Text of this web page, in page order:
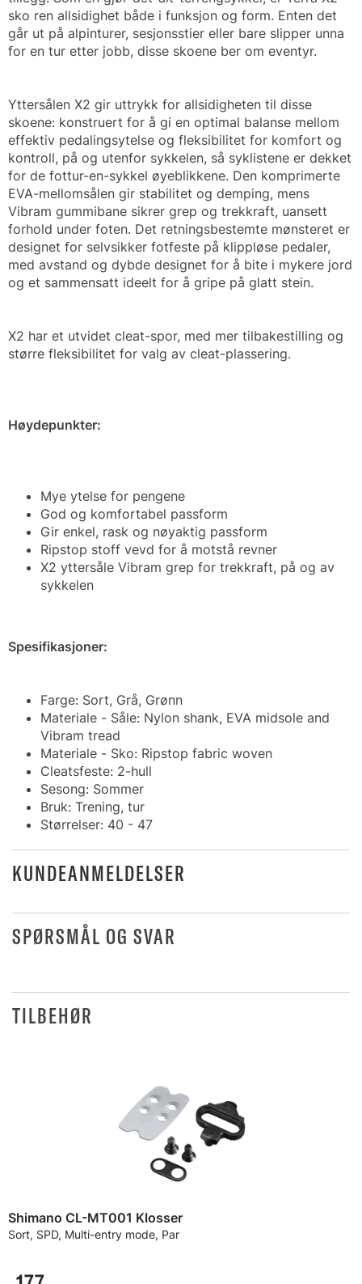
sko ren allsidighet både i funksjon og form. Enten det
går ut på alpinturer, sesjonsstier eller bare slipper unna
for en tur etter jobb, disse skoene ber om eventyr.
Yttersålen X2 gir uttrykk for allsidigheten til disse
skoene: konstruert for å gi en optimal balanse mellom
effektiv pedalingsytelse og fleksibilitet for komfort og
kontroll, på og utenfor sykkelen, så syklistene er dekket
for de fottur-en-sykkel øyeblikkene. Den komprimerte
EVA-mellomsålen gir stabilitet og demping, mens
Vibram gummibane sikrer grep og trekkraft, uansett
forhold under foten. Det retningsbestemte mønsteret er
designet for selvsikker fotfeste på klippløse pedaler,
med avstand og dybde designet for å bite i mykere jord
og et sammensatt ideelt for å gripe på glatt stein.
X2 har et utvidet cleat-spor, med mer tilbakestilling og
større fleksibilitet for valg av cleat-plassering.
Høydepunkter:
Mye ytelse for pengene
God og komfortabel passform
Gir enkel, rask og nøyaktig passform
Ripstop stoff vevd for å motstå revner
X2 yttersåle Vibram grep for trekkraft, på og av
sykkelen
Spesifikasjoner:
Farge: Sort, Grå, Grønn
Materiale - Såle: Nylon shank, EVA midsole and
Vibram tread
Materiale - Sko: Ripstop fabric woven
Cleatsfeste: 2-hull
Sesong: Sommer
Bruk: Trening, tur
Størrelser: 40 - 47
KUNDEANMELDELSER
SPØRSMÅL OG SVAR
TILBEHØR
Shimano CL-MT001 Klosser
Sort, SPD, Multi-entry mode, Par